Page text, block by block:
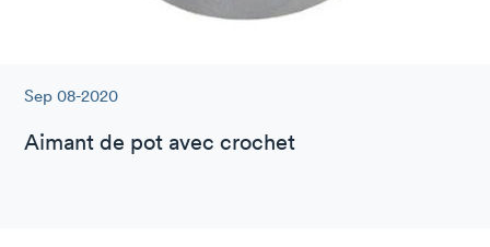
Sep 08-2020
Aimant de pot avec crochet